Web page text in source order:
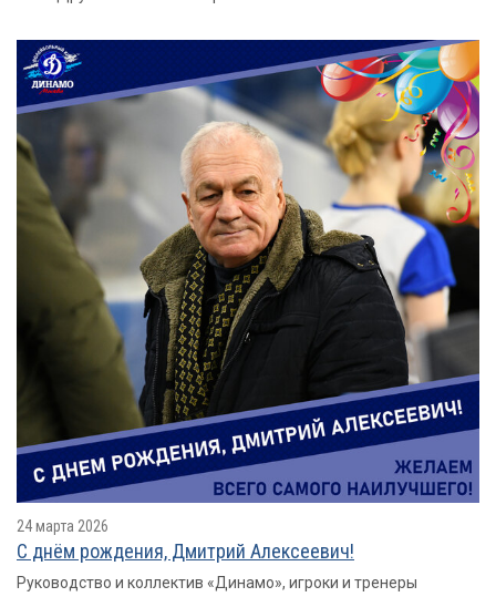
24 марта 2026
С днём рождения, Дмитрий Алексеевич!
Руководство и коллектив «Динамо», игроки и тренеры